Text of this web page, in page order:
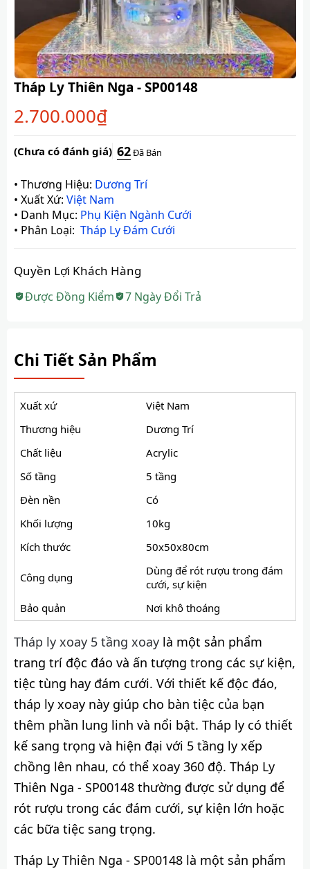
Tháp Ly Thiên Nga - SP00148
(Chưa có đánh giá) 62Đã Bán
2.700.000₫
• Thương Hiệu: Dương Trí
• Xuất Xứ: Việt Nam
• Danh Mục: Phụ Kiện Ngành Cưới
• Phân Loại: Tháp Ly Đám Cưới
Quyền Lợi Khách Hàng
Được Đồng Kiểm 7 Ngày Đổi Trả
Chi Tiết Sản Phẩm
Xuất xứ
Việt Nam
Thương hiệu
Dương Trí
Chất liệu
Acrylic
Số tầng
5 tầng
Đèn nền
Có
Khối lượng
10kg
Kích thước
50x50x80cm
Công dụng
Dùng để rót rượu trong đám
cưới, sự kiện
Bảo quản
Nơi khô thoáng
Tháp ly xoay 5 tầng xoay là một sản phẩm
trang trí độc đáo và ấn tượng trong các sự kiện,
tiệc tùng hay đám cưới. Với thiết kế độc đáo,
tháp ly xoay này giúp cho bàn tiệc của bạn
thêm phần lung linh và nổi bật. Tháp ly có thiết
kế sang trọng và hiện đại với 5 tầng ly xếp
chồng lên nhau, có thể xoay 360 độ. Tháp Ly
Thiên Nga - SP00148 thường được sử dụng để
rót rượu trong các đám cưới, sự kiện lớn hoặc
các bữa tiệc sang trọng.
Tháp Ly Thiên Nga - SP00148 là một sản phẩm